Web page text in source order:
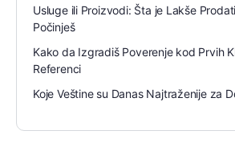
Usluge ili Proizvodi: Šta je Lakše
Počinješ
Kako da Izgradiš Poverenje kod Prvih
Referenci
Koje Veštine su Danas Najtraženije za